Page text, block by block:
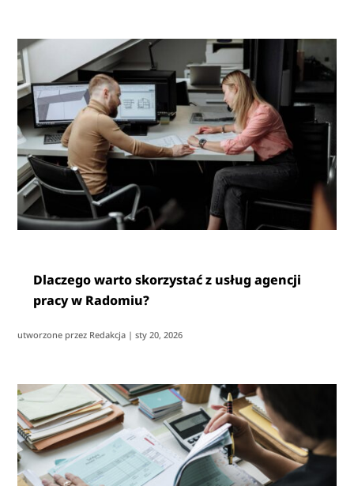
Dlaczego warto skorzystać z usług agencji
pracy w Radomiu?
utworzone przez Redakcja |sty 20, 2026